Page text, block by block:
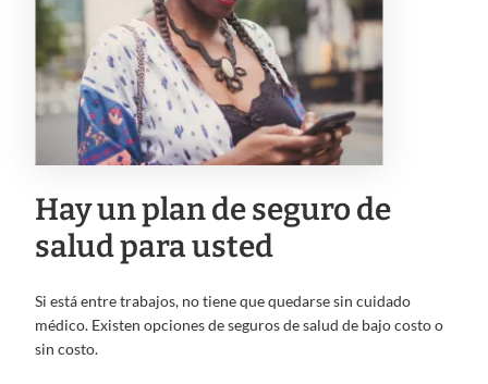
Hay un plan de seguro de
salud para usted
Si está entre trabajos, no tiene que quedarse sin cuidado
médico. Existen opciones de seguros de salud de bajo costo o
sin costo.